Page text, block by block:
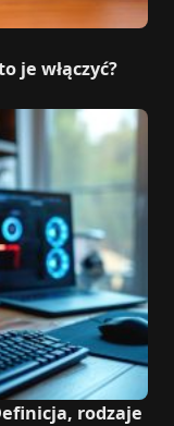
je włączyć?
rodzaje